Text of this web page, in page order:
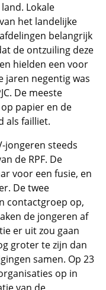
Lokale
het landelijke
belangrijk
de ontzuiling deze
hielden een voor
jaren negentig was
De meeste
papier en de
als failliet.
jongeren steeds
de RPF. De
voor een fusie, en
De twee
contactgroep op,
de jongeren af
er uit zou gaan
groter te zijn dan
samen. Op 23
op in